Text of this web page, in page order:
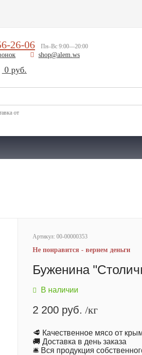
26-06 Пн–Вс 9:00—20:00
shop@alem.ws
0 руб.
от
Артикул: 00-00000353
Не понравится - вернем деньги
Буженина
В наличии
2 200 руб. /кг
🥩 Качественное мясо от
🚚 Доставка в день заказа
🛎 Вся продукция